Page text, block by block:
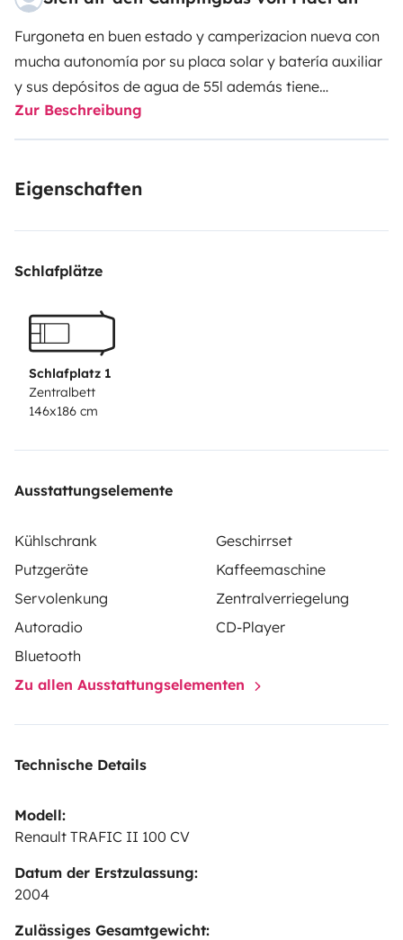
Furgoneta en buen estado y camperizacion nueva con
mucha autonomía por su placa solar y batería auxiliar
y sus depósitos de agua de 55l además tiene
claraboya y ventanas laterales que se agradece
cuando hace calor y todo lo necesario para disfrutar
como en la playa.
en cualquier lugar.
y te comento condiciones.
Para llevar mascotas puedes consultarme por mensaje
y te comento condiciones.
Zur Beschreibung
Eigenschaften
Schlafplätze
Schlafplatz 1
Zentralbett
146x186 cm
Ausstattungselemente
Kühlschrank
Geschirrset
Putzgeräte
Kaffeemaschine
Servolenkung
Zentralverriegelung
Autoradio
CD-Player
Bluetooth
Zu allen Ausstattungselementen
Technische Details
Modell:
Renault TRAFIC II 100 CV
Datum der Erstzulassung:
2004
Zulässiges Gesamtgewicht: